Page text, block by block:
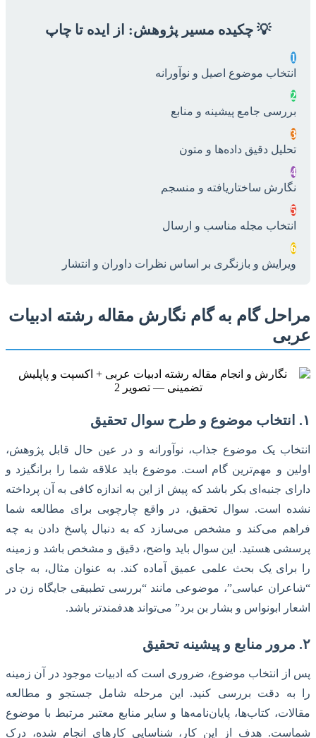
💡 چکیده مسیر پژوهش: از ایده تا چاپ
1
انتخاب موضوع اصیل و نوآورانه
2
بررسی جامع پیشینه و منابع
3
تحلیل دقیق داده‌ها و متون
4
نگارش ساختاریافته و منسجم
5
انتخاب مجله مناسب و ارسال
6
ویرایش و بازنگری بر اساس نظرات داوران و انتشار
مراحل گام به گام نگارش مقاله رشته ادبیات
عربی
۱. انتخاب موضوع و طرح سوال تحقیق
انتخاب یک موضوع جذاب، نوآورانه و در عین حال قابل پژوهش،
اولین و مهم‌ترین گام است. موضوع باید علاقه شما را برانگیزد و
دارای جنبه‌ای بکر باشد که پیش از این به اندازه کافی به آن پرداخته
نشده است. سوال تحقیق، در واقع چارچوبی برای مطالعه شما
فراهم می‌کند و مشخص می‌سازد که به دنبال پاسخ دادن به چه
پرسشی هستید. این سوال باید واضح، دقیق و مشخص باشد و زمینه
را برای یک بحث علمی عمیق آماده کند. به عنوان مثال، به جای
“شاعران عباسی”، موضوعی مانند “بررسی تطبیقی جایگاه زن در
اشعار ابونواس و بشار بن برد” می‌تواند هدفمندتر باشد.
۲. مرور منابع و پیشینه تحقیق
پس از انتخاب موضوع، ضروری است که ادبیات موجود در آن زمینه
را به دقت بررسی کنید. این مرحله شامل جستجو و مطالعه
مقالات، کتاب‌ها، پایان‌نامه‌ها و سایر منابع معتبر مرتبط با موضوع
شماست. هدف از این کار، شناسایی کارهای انجام شده، درک